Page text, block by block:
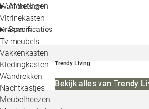
Wandkasten
Vitrinekasten
Dressoirs
Tv meubels
Vakkenkasten
Kledingkasten
Wandrekken
Nachtkastjes
Meubelhoezen
Afmetingen
Specificaties
Trendy Living
Bekijk alles van Trendy